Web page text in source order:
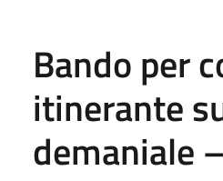
Bando per
itinerante
demaniale –